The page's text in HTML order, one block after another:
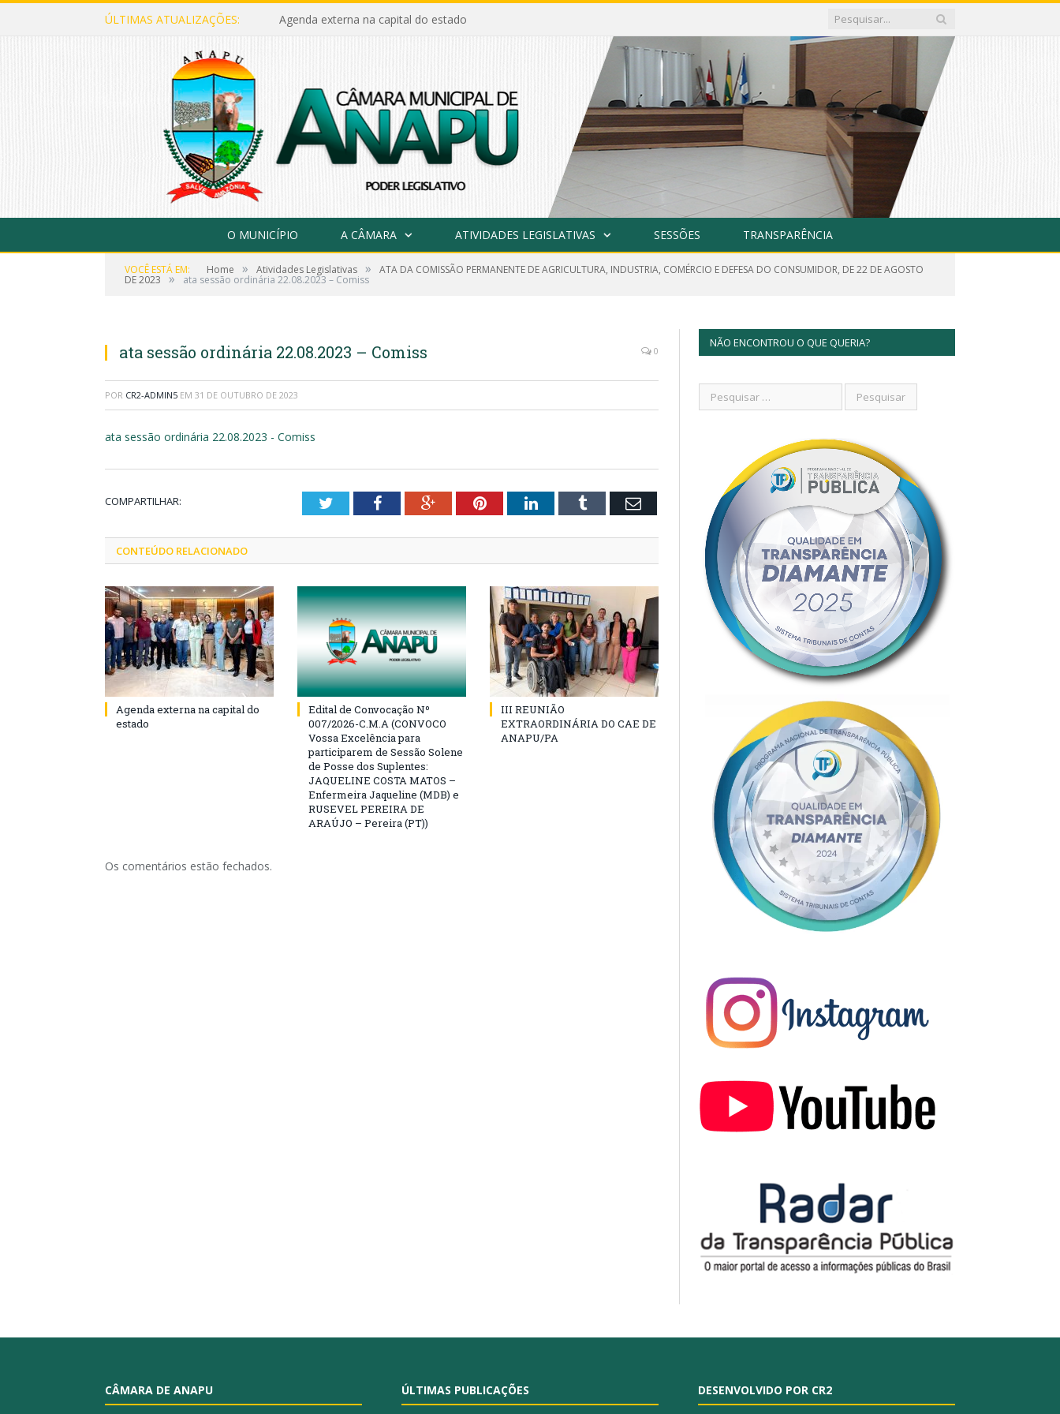
ÚLTIMAS ATUALIZAÇÕES: Agenda externa na capital do estado
O MUNICÍPIO A CÂMARA ATIVIDADES LEGISLATIVAS SESSÕES TRANSPARÊNCIA
VOCÊ ESTÁ EM: Home » Atividades Legislativas » ATA DA COMISSÃO PERMANENTE DE AGRICULTURA, INDUSTRIA, COMÉRCIO E DEFESA DO CONSUMIDOR, DE 22 DE AGOSTO
DE 2023 » ata sessão ordinária 22.08.2023 – Comiss
ata sessão ordinária 22.08.2023 – Comiss 0
POR CR2-ADMIN5 EM 31 DE OUTUBRO DE 2023
ata sessão ordinária 22.08.2023 - Comiss
COMPARTILHAR: TwitterFacebookGoogle+PinterestLinkedInTumblr Email
CONTEÚDO RELACIONADO
Agenda externa na capital do
estado
Edital de Convocação Nº
007/2026-C.M.A (CONVOCO
Vossa Excelência para
participarem de Sessão Solene
de Posse dos Suplentes:
JAQUELINE COSTA MATOS –
Enfermeira Jaqueline (MDB) e
RUSEVEL PEREIRA DE
ARAÚJO – Pereira (PT))
III REUNIÃO
EXTRAORDINÁRIA DO CAE DE
ANAPU/PA
Os comentários estão fechados.
NÃO ENCONTROU O QUE QUERIA?
CÂMARA DE ANAPU ÚLTIMAS PUBLICAÇÕES DESENVOLVIDO POR CR2